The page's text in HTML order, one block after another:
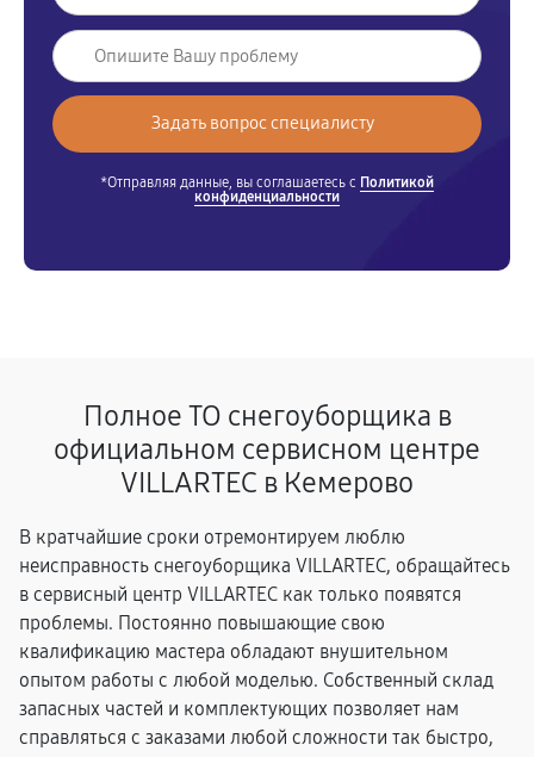
*Отправляя данные, вы соглашаетесь с Политикой
конфиденциальности
Полное ТО снегоуборщика в
официальном сервисном центре
VILLARTEC в Кемерово
В кратчайшие сроки отремонтируем люблю
неисправность снегоуборщика VILLARTEC, обращайтесь
в сервисный центр VILLARTEC как только появятся
проблемы. Постоянно повышающие свою
квалификацию мастера обладают внушительном
опытом работы с любой моделью. Собственный склад
запасных частей и комплектующих позволяет нам
справляться с заказами любой сложности так быстро,